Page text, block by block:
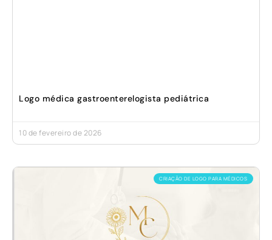
Logo médica gastroenterelogista pediátrica
10 de fevereiro de 2026
CRIAÇÃO DE LOGO PARA MÉDICOS